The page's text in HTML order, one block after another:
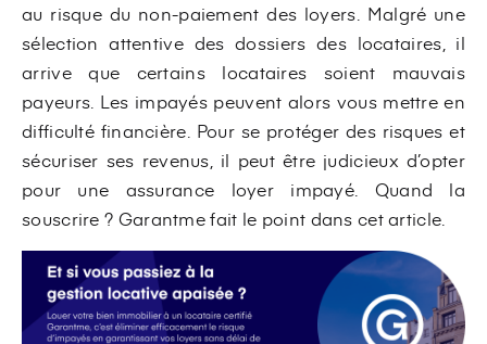
au risque du non-paiement des loyers. Malgré une
sélection attentive des dossiers des locataires, il
arrive que certains locataires soient mauvais
payeurs. Les impayés peuvent alors vous mettre en
difficulté financière. Pour se protéger des risques et
sécuriser ses revenus, il peut être judicieux d’opter
pour une assurance loyer impayé. Quand la
souscrire ? Garantme fait le point dans cet article.